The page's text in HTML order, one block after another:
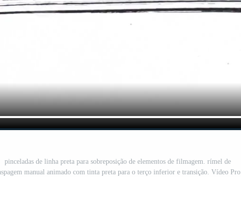
pinceladas de linha preta para sobreposição de elementos de filmagem. rímel de
manual animado com tinta preta para o terço inferior e transição. Vídeo Pro